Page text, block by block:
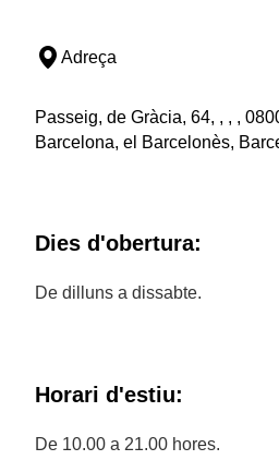
Adreça
Passeig, de Gràcia, 64, , , ,
Barcelona, el Barcelonès,
Dies d'obertura:
De dilluns a dissabte.
Horari d'estiu:
De 10.00 a 21.00 hores.